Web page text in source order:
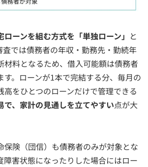
ーンを組む方式を「単独ローン」 と
査では債務者の年収・勤務先・勤続年
材料となるため、借入可能額は債務者
す。ローンが1本で完結する分、毎月の
高をひとつのローンだけで管理できる
で、家計の見通しを立てやすい点が大
保険（団信）も債務者のみが対象とな
障害状態になったりした場合にはロー